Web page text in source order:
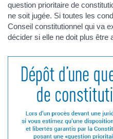
question prioritaire de
ne soit jugée. Si toutes les
Conseil constitutionnel qui va
décider si elle ne doit plus être